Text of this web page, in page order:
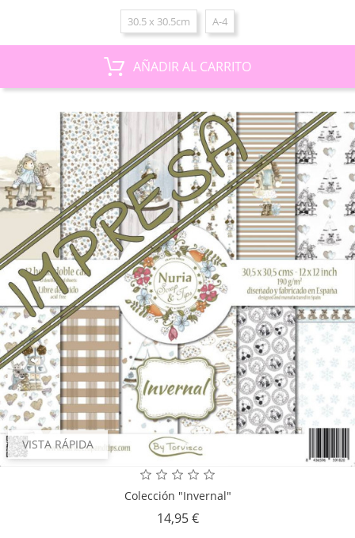
30.5 x 30.5cm A-4
AÑADIR AL CARRITO
VISTA RÁPIDA
Colección "Invernal"
14,95 €Precio